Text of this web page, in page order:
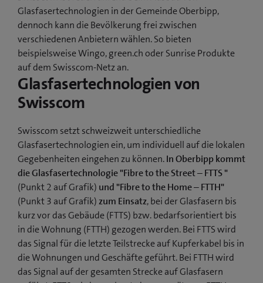
Glasfasertechnologien in der Gemeinde Oberbipp,
dennoch kann die Bevölkerung frei zwischen
verschiedenen Anbietern wählen. So bieten
beispielsweise Wingo, green.ch oder Sunrise Produkte
auf dem Swisscom-Netz an.
Glasfasertechnologien von
Swisscom
Swisscom setzt schweizweit unterschiedliche
Glasfasertechnologien ein, um individuell auf die lokalen
Gegebenheiten eingehen zu können.In Oberbipp kommt
die Glasfasertechnologie "Fibre to the Street – FTTS "
(Punkt 2 auf Grafik) und "Fibre to the Home – FTTH"
(Punkt 3 auf Grafik)zum Einsatz, bei der Glasfasern bis
kurz vor das Gebäude (FTTS) bzw. bedarfsorientiert bis
in die Wohnung (FTTH) gezogen werden. Bei FTTS wird
das Signal für die letzte Teilstrecke auf Kupferkabel bis in
die Wohnungen und Geschäfte geführt. Bei FTTH wird
das Signal auf der gesamten Strecke auf Glasfasern